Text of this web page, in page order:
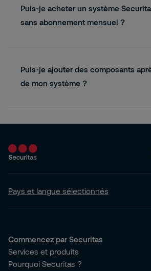
Puis-je acheter un système
sans abonnement mensuel ?
Puis-je ajouter des composants
de mon système ?
Pays et langue sélectionnés
Commencez par Securitas
Services et produits
Pourquoi Securitas ?